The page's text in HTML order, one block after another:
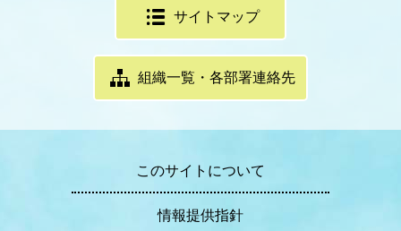
サイトマップ
組織一覧・各部署連絡先
このサイトについて
情報提供指針